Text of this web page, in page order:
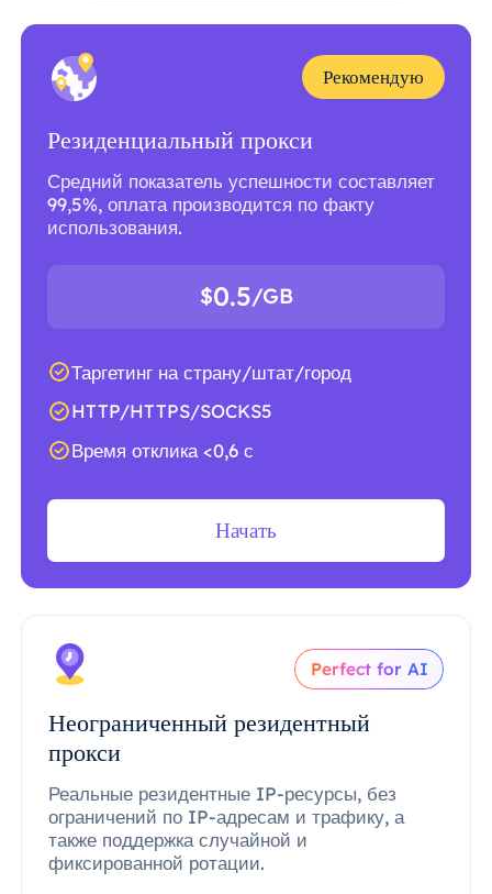
Рекомендую
Резиденциальный прокси
Средний показатель успешности составляет
99,5%, оплата производится по факту
использования.
$0.5/GB
Таргетинг на страну/штат/город
HTTP/HTTPS/SOCKS5
Время отклика <0,6 с
Начать
Perfect for AI
Неограниченный резидентный
прокси
Реальные резидентные IP-ресурсы, без
ограничений по IP-адресам и трафику, а
также поддержка случайной и
фиксированной ротации.